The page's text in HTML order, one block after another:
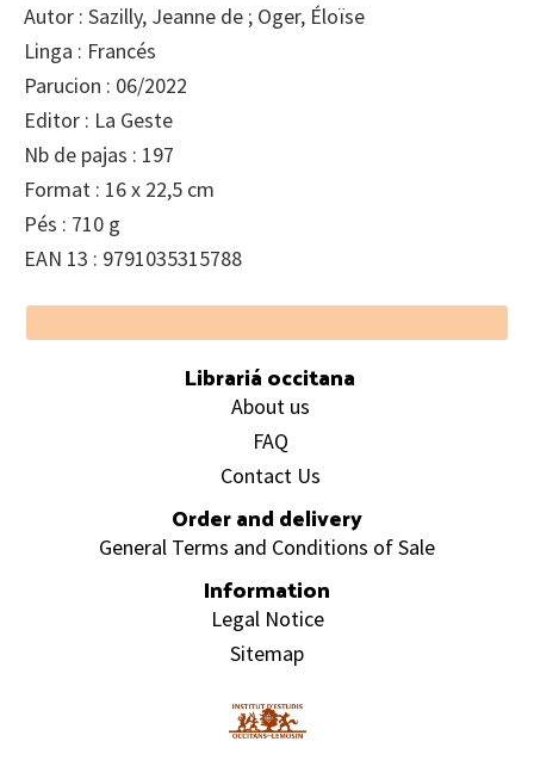
Autor : Sazilly, Jeanne de ; Oger, Éloïse
Linga : Francés
Parucion : 06/2022
Editor : La Geste
Nb de pajas : 197
Format : 16 x 22,5 cm
Pés : 710 g
EAN 13 : 9791035315788
Footer
Librariá occitana
About us
FAQ
Contact Us
Order and delivery
General Terms and Conditions of Sale
Information
Legal Notice
Sitemap